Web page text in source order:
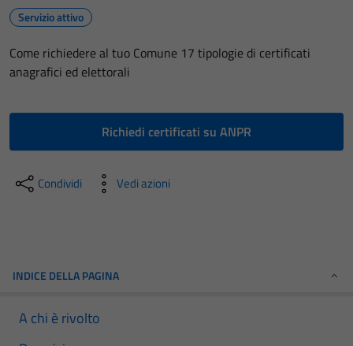
Servizio attivo
Come richiedere al tuo Comune 17 tipologie di certificati
anagrafici ed elettorali
Richiedi certificati su ANPR
Condividi Vedi azioni
INDICE DELLA PAGINA
A chi è rivolto